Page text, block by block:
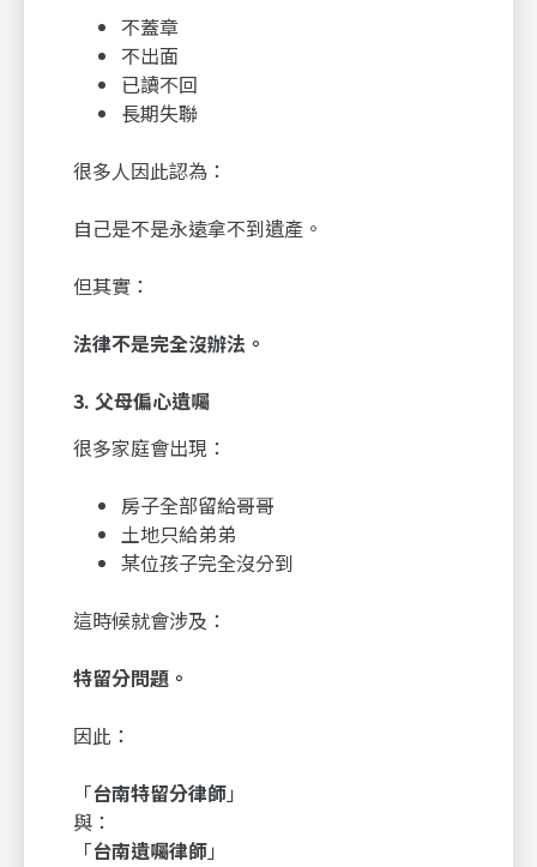
不蓋章
不出面
已讀不回
長期失聯
很多人因此認為：
自己是不是永遠拿不到遺產。
但其實：
法律不是完全沒辦法。
3. 父母偏心遺囑
很多家庭會出現：
房子全部留給哥哥
土地只給弟弟
某位孩子完全沒分到
這時候就會涉及：
特留分問題。
因此：
「台南特留分律師」
與：
「台南遺囑律師」